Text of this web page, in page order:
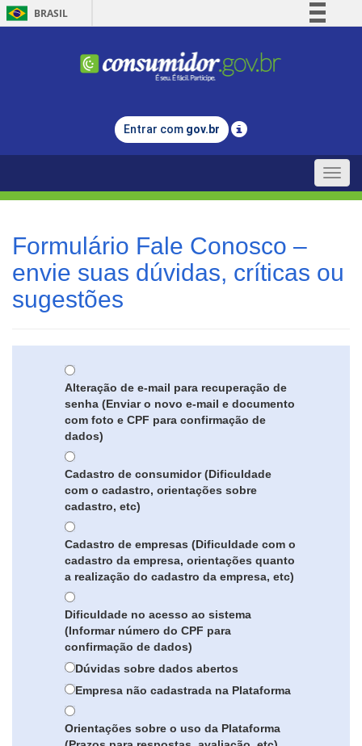
BRASIL
Comunica BR
Legislação
Entrar com gov.br
Toggle
Formulário Fale Conosco –
envie suas dúvidas, críticas ou
sugestões
Alteração de e-mail para recuperação de
senha (Enviar o novo e-mail e documento
com foto e CPF para confirmação de
dados)
Cadastro de consumidor (Dificuldade
com o cadastro, orientações sobre
cadastro, etc)
Cadastro de empresas (Dificuldade com o
cadastro da empresa, orientações quanto
a realização do cadastro da empresa, etc)
Dificuldade no acesso ao sistema
(Informar número do CPF para
confirmação de dados)
Dúvidas sobre dados abertos
Empresa não cadastrada na Plataforma
Orientações sobre o uso da Plataforma